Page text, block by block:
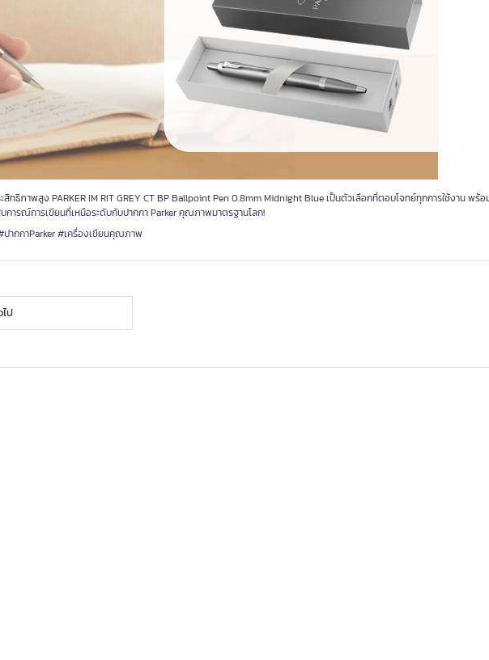
ทธิภาพสูง PARKER IM RIT GREY CT BP Ballpoint Pen 0.8mm Midnight Blue เป็นตัวเลือกที่ตอบโจทย์ทุกการใช้งาน พร้
ารณ์การเขียนที่เหนือระดับกับปากกา Parker คุณภาพมาตรฐานโลก!
ากกาParker #เครื่องเขียนคุณภาพ
ป